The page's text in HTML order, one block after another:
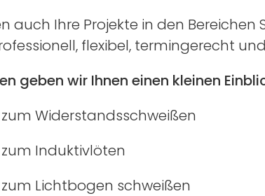
auch Ihre Projekte in den
flexibel, termingerecht
geben wir Ihnen einen kleinen
Widerstandsschweißen
Induktivlöten
Lichtbogen schweißen